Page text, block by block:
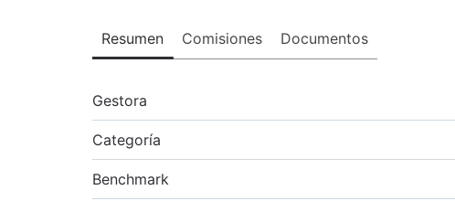
Resumen Comisiones Documentos
Gestora
Categoría
Benchmark